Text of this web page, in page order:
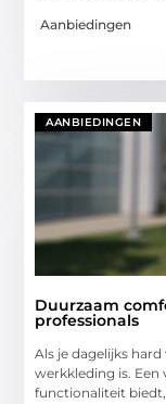
Aanbiedingen
AANBIEDINGEN
Duurzaam
professionals
Als je dagelijks
werkkleding is.
functionaliteit biedt,